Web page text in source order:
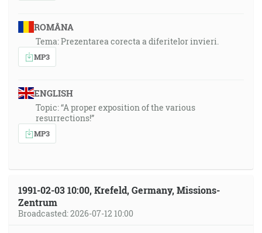
ROMÂNA
Tema: Prezentarea corecta a diferitelor invieri.
MP3
ENGLISH
Topic: “A proper exposition of the various
resurrections!”
MP3
1991-02-03 10:00, Krefeld, Germany, Missions-
Zentrum
Broadcasted: 2026-07-12 10:00